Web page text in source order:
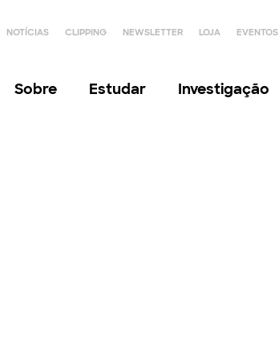
NOTÍCIAS CLIPPING NEWSLETTER LOJA EVENTOS
Sobre Estudar Investigação